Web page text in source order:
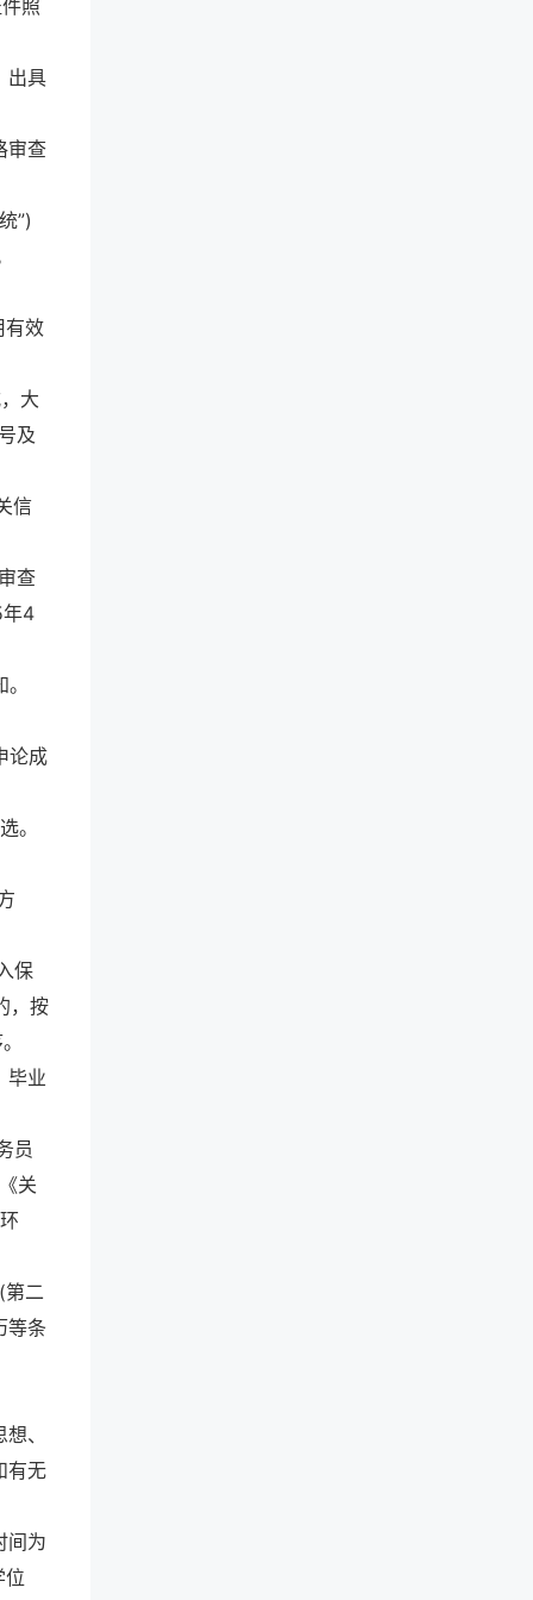
照
出具
审查
”)
有效
大
及
信
查
年4
论成
。
保
，按
毕业
员
关
(第二
等条
、
有无
间为
位